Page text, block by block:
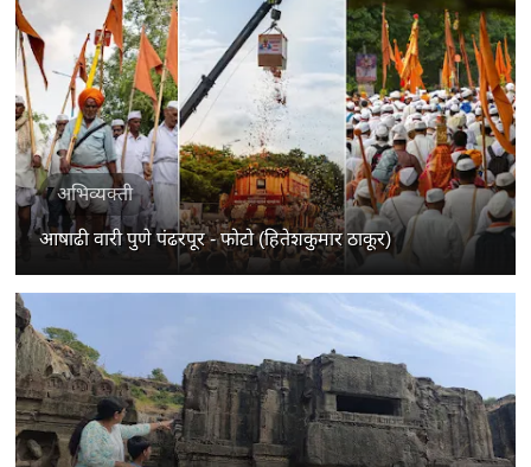
अभिव्यक्ती
आषाढी वारी पुणे पंढरपूर - फोटो (हितेशकुमार ठाकूर)